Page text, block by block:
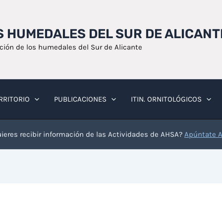
HUMEDALES DEL SUR DE
de los humedales del Sur de Alicante
PUBLICACIONES ITIN. ORNITOLÓGICOS
recibir información de las Actividades de AHSA? Apúntate